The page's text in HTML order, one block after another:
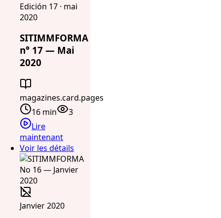
Edición 17 · mai
2020
SITIMMFORMA
n° 17 — Mai
2020
magazines.card.pages
16 min
3
Lire
maintenant
Voir les détails
Janvier 2020